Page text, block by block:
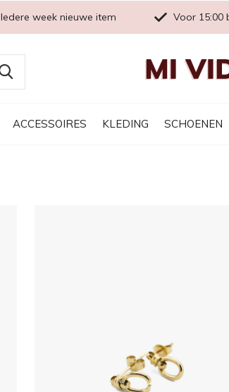
ACCESSOIRES KLEDING SCHOENEN
Iedere week nieuwe item Voor 15:00